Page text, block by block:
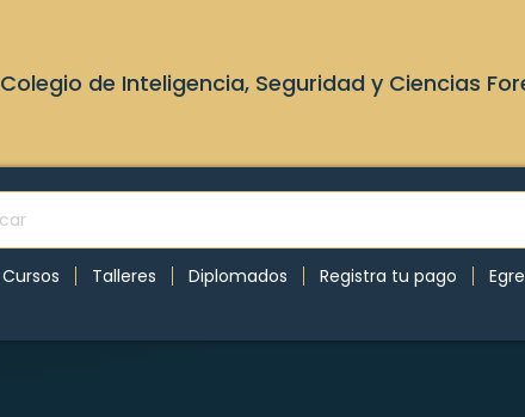
Colegio de Inteligencia, Seguridad y Ciencias
Cursos Talleres Diplomados Registra tu pago